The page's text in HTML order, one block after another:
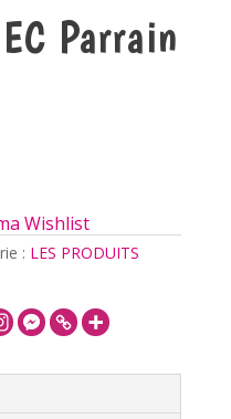
Parrain
Wishlist
: LES PRODUITS